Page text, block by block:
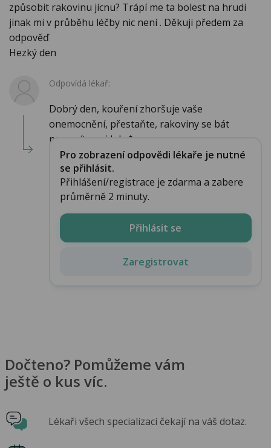
způsobit rakovinu jícnu? Trápí me ta bolest na hrudi
jinak mi v průběhu léčby nic není . Děkuji předem za
odpověď
Hezký den
Odpovídá lékař:
Dobrý den, kouření zhoršuje vaše
onemocnění, přestaňte, rakoviny se bát
nemusíte ani kdy�...
Pro zobrazení odpovědi lékaře je nutné
se přihlásit.
Přihlášení/registrace je zdarma a zabere
průměrně 2 minuty.
Přihlásit se
Zaregistrovat
Dočteno? Pomůžeme vám
ještě o kus víc.
Lékaři všech specializací čekají na váš dotaz.